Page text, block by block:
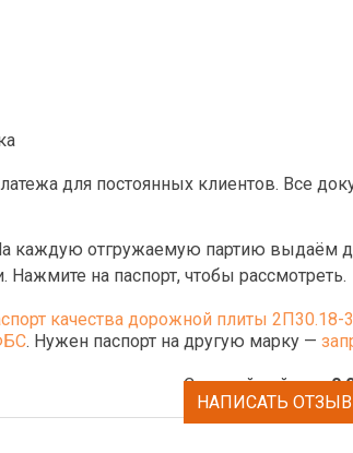
для постоянных клиентов. Все
каждую отгружаемую партию выдаём
на паспорт, чтобы рассмотреть.
. Нужен паспорт на другую марку —
Средний рейтинг:
НАПИСАТЬ ОТЗЫВ